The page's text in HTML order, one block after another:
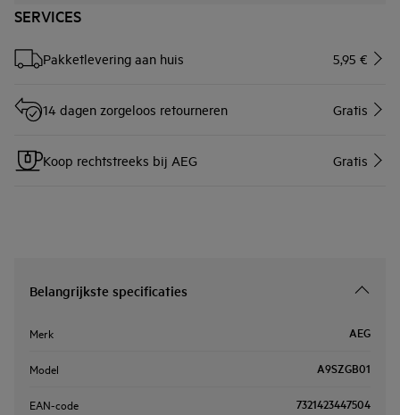
SERVICES
Pakketlevering aan huis 5,95 €
14 dagen zorgeloos retourneren Gratis
Koop rechtstreeks bij AEG Gratis
Belangrijkste specificaties
Merk AEG
Model A9SZGB01
EAN-code 7321423447504